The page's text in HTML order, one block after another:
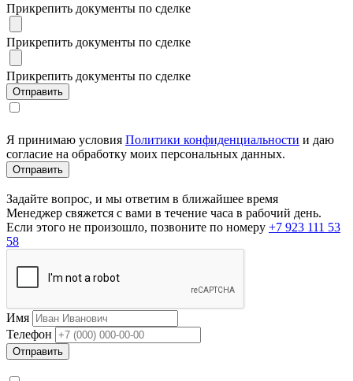
Прикрепить документы по сделке
Прикрепить документы по сделке
Прикрепить документы по сделке
Я принимаю условия Политики конфиденциальности и даю
согласие на обработку моих персональных данных.
Задайте вопрос, и мы ответим в ближайшее время
Менеджер свяжется с вами в течение часа в рабочий день.
Если этого не произошло, позвоните по номеру +7 923 111 53
58
Имя
Телефон